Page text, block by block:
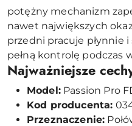
potężny mechanizm
nawet największych
przedni pracuje płynnie
pełną kontrolę podczas
Najważniejsze
Model:Passion Pro
Kod producenta:
Przeznaczenie: